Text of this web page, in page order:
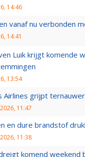
14:46
vanaf nu verbonden
14:41
Luik krijgt komende
13:54
Airlines grijpt
11:47
en dure brandstof
11:38
komend weekend